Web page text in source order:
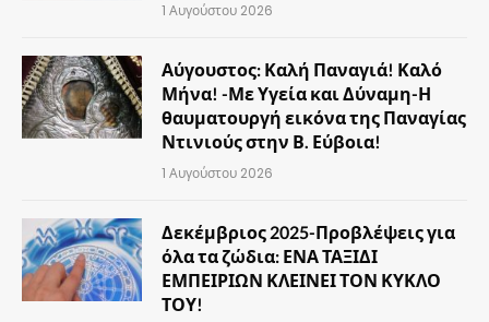
1 Αυγούστου 2026
Αύγουστος: Καλή Παναγιά! Καλό
Μήνα! -Με Υγεία και Δύναμη-Η
θαυματουργή εικόνα της Παναγίας
Ντινιούς στην Β. Εύβοια!
1 Αυγούστου 2026
Δεκέμβριος 2025-Προβλέψεις για
όλα τα ζώδια: ΕΝΑ ΤΑΞΙΔΙ
ΕΜΠΕΙΡΙΩΝ ΚΛΕΙΝΕΙ ΤΟΝ ΚΥΚΛΟ
ΤΟΥ!